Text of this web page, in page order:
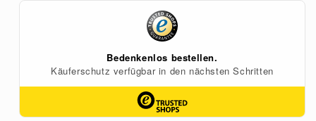
BIO,
verpackte
Beutel,
BIO,